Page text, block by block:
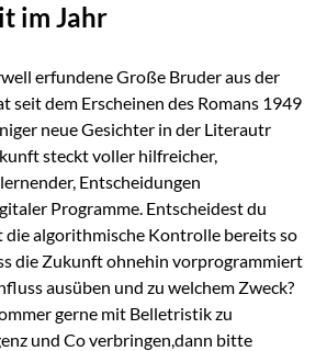
im Jahr
erfundene Große Bruder aus der
seit dem Erscheinen des Romans 1949
neue Gesichter in der Literautr
steckt voller hilfreicher,
Entscheidungen
Programme. Entscheidest du
die algorithmische Kontrolle bereits so
die Zukunft ohnehin vorprogrammiert
ausüben und zu welchem Zweck?
gerne mit Belletristik zu
und Co verbringen,dann bitte